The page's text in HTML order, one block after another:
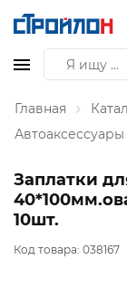
Главная
Автоаксессуары
Заплатки
10шт.
Код товара: 038167